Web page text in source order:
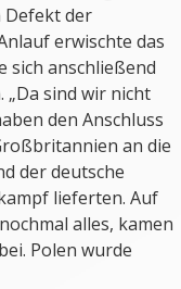
Defekt der
erwischte das
sich anschließend
„Da sind wir nicht
den Anschluss
an die
der deutsche
lieferten. Auf
alles, kamen
Polen wurde